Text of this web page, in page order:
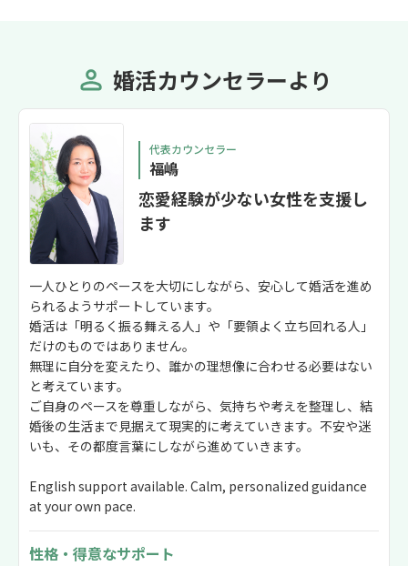
婚活カウンセラーより
代表カウンセラー
福嶋
恋愛経験が少ない女性を支援し
ます
一人ひとりのペースを大切にしながら、安心して婚活を進め
られるようサポートしています。
婚活は「明るく振る舞える人」や「要領よく立ち回れる人」
だけのものではありません。
無理に自分を変えたり、誰かの理想像に合わせる必要はない
と考えています。
ご自身のペースを尊重しながら、気持ちや考えを整理し、結
婚後の生活まで見据えて現実的に考えていきます。不安や迷
いも、その都度言葉にしながら進めていきます。
English support available. Calm, personalized guidance
at your own pace.
性格・得意なサポート